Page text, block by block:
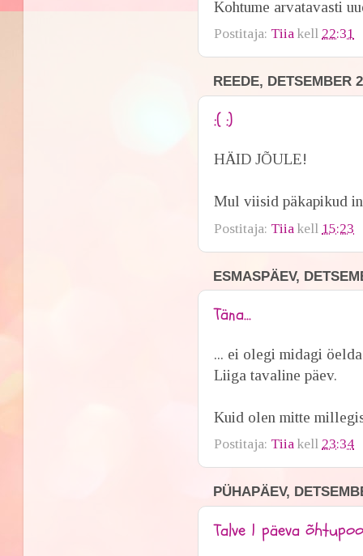
Kohtume arvatavasti
Postitaja: Tiia kell 22:31
REEDE, DETSEMBER
:( :)
HÄID JÕULE!
Mul viisid päkapikud
Postitaja: Tiia kell 15:23
ESMASPÄEV,
Täna...
... ei olegi midagi
Liiga tavaline päev.
Kuid olen mitte
Postitaja: Tiia kell 23:34
PÜHAPÄEV,
Talve 1 päeva